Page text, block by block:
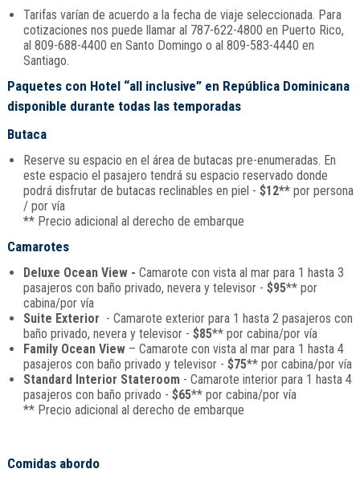
Tarifas varían de acuerdo a la fecha de viaje seleccionada. Para
cotizaciones nos puede llamar al 787-622-4800 en Puerto Rico,
al 809-688-4400 en Santo Domingo o al 809-583-4440 en
Santiago.
Paquetes con Hotel “all inclusive” en República Dominicana
disponible durante todas las temporadas
Butaca
Reserve su espacio en el área de butacas pre-enumeradas. En
este espacio el pasajero tendrá su espacio reservado donde
podrá disfrutar de butacas reclinables en piel - $12**por persona
/ por vía
** Precio adicional al derecho de embarque
Camarotes
Deluxe Ocean View - Camarote con vista al mar para 1 hasta 3
pasajeros con baño privado, nevera y televisor - $95** por
cabina/por vía
Suite Exterior - Camarote exterior para 1 hasta 2 pasajeros con
baño privado, nevera y televisor - $85** por cabina/por vía
Family Ocean View– Camarote con vista al mar para 1 hasta 4
pasajeros con baño privado y televisor - $75** por cabina/por vía
Standard Interior Stateroom- Camarote interior para 1 hasta 4
pasajeros con baño privado - $65** por cabina/por vía
** Precio adicional al derecho de embarque
Comidas abordo